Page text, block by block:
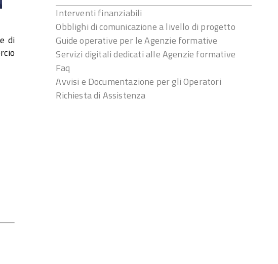
di
Interventi finanziabili
Obblighi di comunicazione a livello di progetto
Guide operative per le Agenzie formative
Servizi digitali dedicati alle Agenzie formative
Faq
Avvisi e Documentazione per gli Operatori
Richiesta di Assistenza